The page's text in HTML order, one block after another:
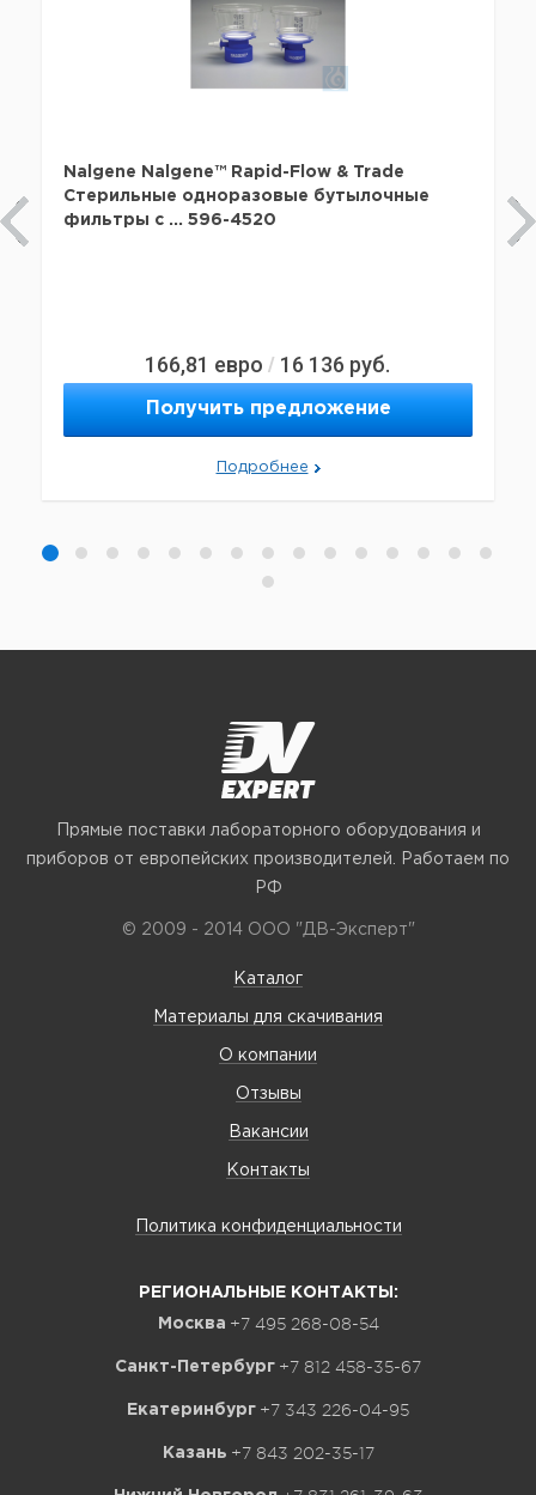
Nalgene Nalgene™ Rapid-Flow & Trade
Стерильные одноразовые бутылочные
фильтры с ... 596-4520
166,81 евро / 16 136 руб.
Получить предложение
Подробнее
Прямые поставки лабораторного оборудования и
приборов от европейских производителей. Работаем по
РФ
© 2009 - 2014 ООО "ДВ-Эксперт"
Каталог
Материалы для скачивания
О компании
Отзывы
Вакансии
Контакты
Политика конфиденциальности
РЕГИОНАЛЬНЫЕ КОНТАКТЫ:
Москва +7 495 268-08-54
Санкт-Петербург +7 812 458-35-67
Екатеринбург +7 343 226-04-95
Казань +7 843 202-35-17